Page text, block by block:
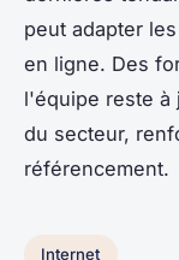
peut adapter
en ligne. Des
l'équipe reste à
du secteur,
référencement.
Internet